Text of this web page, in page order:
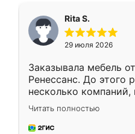
Rita S.
29 июля 2026
Заказывала мебель
Ренессанс. До этого
несколько компаний,
эту. Сначала
приехал замерщик,
и снял размеры.
Читать полностью